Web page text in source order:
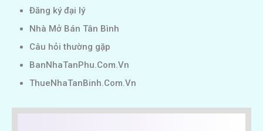
Đăng ký đại lý
Nhà Mở Bán Tân Bình
Câu hỏi thường gặp
BanNhaTanPhu.Com.Vn
ThueNhaTanBinh.Com.Vn